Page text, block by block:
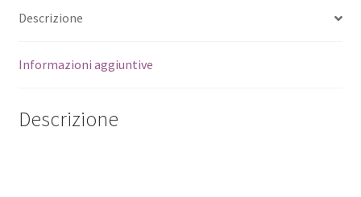
Descrizione
Informazioni aggiuntive
Descrizione